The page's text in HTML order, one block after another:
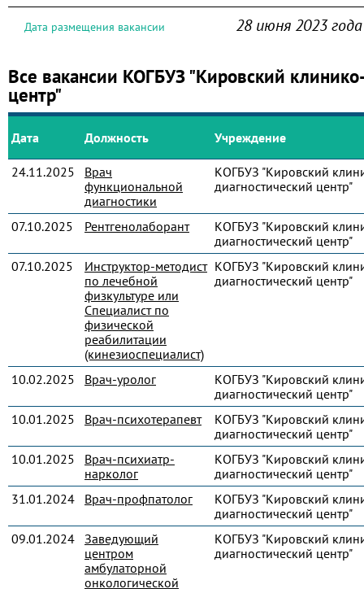
Дата размещения вакансии 28 июня 2023 года
Все вакансии КОГБУЗ "Кировский
центр"
Дата Должность Учреждение
24.11.2025
Врач
функциональной
диагностики
КОГБУЗ "Кировский
диагностический центр"
07.10.2025 Рентгенолаборант
КОГБУЗ "Кировский
диагностический центр"
07.10.2025
Инструктор-методист
по лечебной
физкультуре или
Специалист по
физической
реабилитации
(кинезиоспециалист)
КОГБУЗ "Кировский
диагностический центр"
10.02.2025 Врач-уролог
КОГБУЗ "Кировский
диагностический центр"
10.01.2025
Врач-психотерапевт
КОГБУЗ "Кировский
диагностический центр"
10.01.2025
Врач-психиатр-
нарколог
КОГБУЗ "Кировский
диагностический центр"
31.01.2024
Врач-профпатолог
КОГБУЗ "Кировский
диагностический центр"
09.01.2024 Заведующий
центром
амбулаторной
онкологической
КОГБУЗ "Кировский
диагностический центр"